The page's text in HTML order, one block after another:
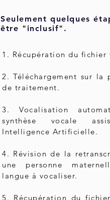
Seulement quelques
être "inclusif".
1. Récupération du fichier
2. Téléchargement sur la
de traitement.
3. Vocalisation
synthèse vocale
Intelligence Artificielle.
4. Révision de la
une personne
langue à vocaliser.
5. Récupération du